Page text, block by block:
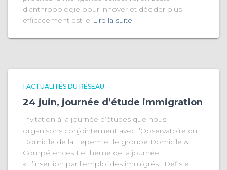
d’anthropologie pour innover et décider plus
efficacement est le Lire la suite
1 ACTUALITÉS DU RÉSEAU
24 juin, journée d’étude immigration
Invitation à la journée d’études que nous
organisons conjointement avec l’Observatoire du
Domicile de la Fepem et le groupe Domicile &
Compétences Le thème de la journée :
« L’insertion par l’emploi des immigrés : Défis et